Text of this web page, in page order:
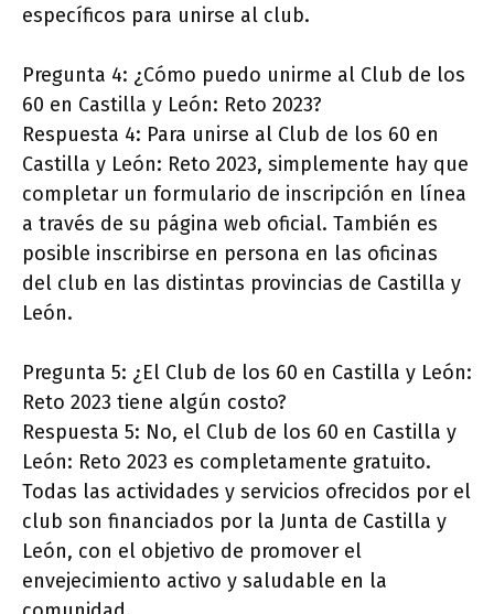
específicos para unirse al club.
Pregunta 4: ¿Cómo puedo unirme al Club de los
60 en Castilla y León: Reto 2023?
Respuesta 4: Para unirse al Club de los 60 en
Castilla y León: Reto 2023, simplemente hay que
completar un formulario de inscripción en línea
a través de su página web oficial. También es
posible inscribirse en persona en las oficinas
del club en las distintas provincias de Castilla y
León.
Pregunta 5: ¿El Club de los 60 en Castilla y León:
Reto 2023 tiene algún costo?
Respuesta 5: No, el Club de los 60 en Castilla y
León: Reto 2023 es completamente gratuito.
Todas las actividades y servicios ofrecidos por el
club son financiados por la Junta de Castilla y
León, con el objetivo de promover el
envejecimiento activo y saludable en la